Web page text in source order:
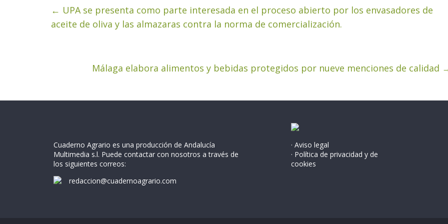
← UPA se presenta como parte interesada en el proceso abierto por los envasadores de
aceite de oliva y las almazaras contra la norma de comercialización.
Málaga elabora alimentos y bebidas protegidos por nueve menciones de calidad
Cuaderno Agrario es una producción de Andalucía
Multimedia s.l. Puede contactar con nosotros a través de
los siguientes correos:
redaccion@cuadernoagrario.com
· Aviso legal
· Política de privacidad y de
cookies